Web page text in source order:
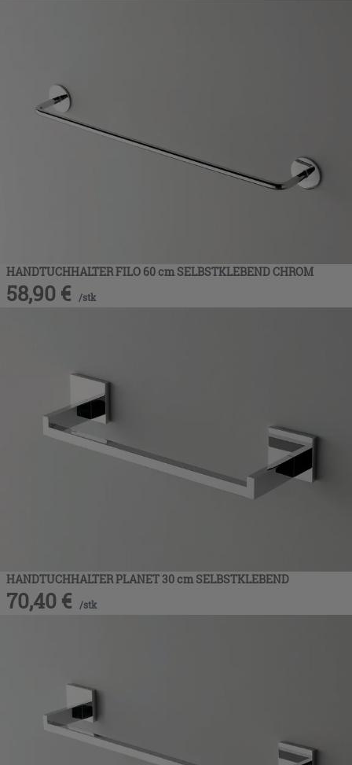
HANDTUCHHALTER FILO 60 cm SELBSTKLEBEND CHROM
58,90 € /stk
HANDTUCHHALTER PLANET 30 cm SELBSTKLEBEND
70,40 € /stk